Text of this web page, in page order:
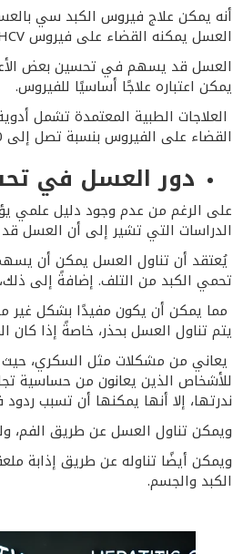
أنه يمكن علاج فيروس الكبد سي
العسل يمكنه القضاء على فيروس HCV أو علاجه.
العسل قد يسهم في تحسين بعض
يمكن اعتباره علاجًا أساسيًا للفيروس.
القضاء على الفيروس بنسبة تصل إلى 90% في العديد من الحالات.
دور العسل في
على الرغم من عدم وجود دليل علمي
الدراسات التي تشير إلى أن العسل
يُعتقد أن تناول العسل يمكن أن
تحمي الكبد من التلف. إضافةً إلى
مما يمكن أن يكون مفيدًا بشكل غير
يتم تناول العسل بحذر، خاصةً إذا كان
يعاني من مشكلات مثل السكري،
للأشخاص الذين يعانون من حساسية
ندرتها، إلا أنها يمكنها أن تسبب
ويمكن تناول العسل عن طريق الفم،
ويمكن أيضًا تناوله عن طريق إذابة
الكبد والجسم.